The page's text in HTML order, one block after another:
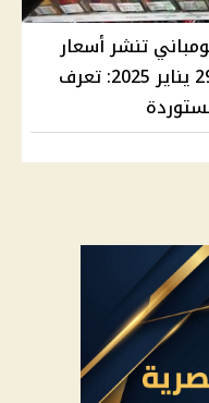
تنشر أسعار
السجائر في مصر اليوم الأربعاء 29 يناير 2025: تعرف